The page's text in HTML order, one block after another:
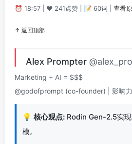
⏰ 18:57 | ❤️ 241点赞 | 📝 60词 | 查看
↑ 返回顶部
Alex Prompter
Marketing + AI = $$$
@godofprompt (co-founder) | 影响
💡 核心观点: Rodin Gen-2.5实
模。